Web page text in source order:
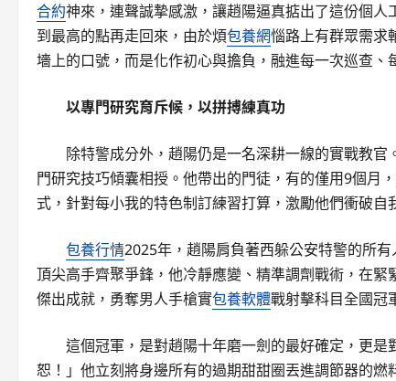
合約神來，連聲誠摯感激，讓趙陽逼真掂出了這份個人
到最高的點再走回來，由於煩包養網惱路上有群眾需求
墻上的口號，而是化作初心與擔負，融進每一次巡查
以專門研究育斥候，以拼搏練真功
除特警成分外，趙陽仍是一名深耕一線的實戰教
門研究技巧傾囊相授。他帶出的門徒，有的僅用9個月
式，針對每小我的特色制訂練習打算，激勵他們衝破自
包養行情2025年，趙陽肩負著西躲公安特警的所
頂尖高手齊聚爭鋒，他冷靜應變、精準調劑戰術，在緊
傑出成就，勇奪男人手槍實包養軟體戰射擊科目全國冠
這個冠軍，是對趙陽十年磨一劍的最好確定，更是
恕！」他立刻將身邊所有的過期甜甜圈丟進調節器的